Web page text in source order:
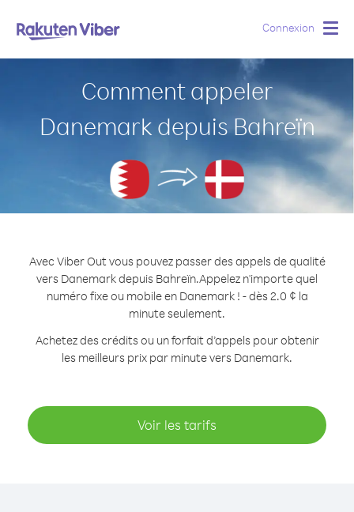
Connexion
Comment appeler
Danemark depuis Bahreïn
Avec Viber Out vous pouvez passer des appels de qualité
vers Danemark depuis Bahreïn.Appelez n'importe quel
numéro fixe ou mobile en Danemark ! - dès 2.0 ¢ la
minute seulement.
Achetez des crédits ou un forfait d’appels pour obtenir
les meilleurs prix par minute vers Danemark.
Voir les tarifs